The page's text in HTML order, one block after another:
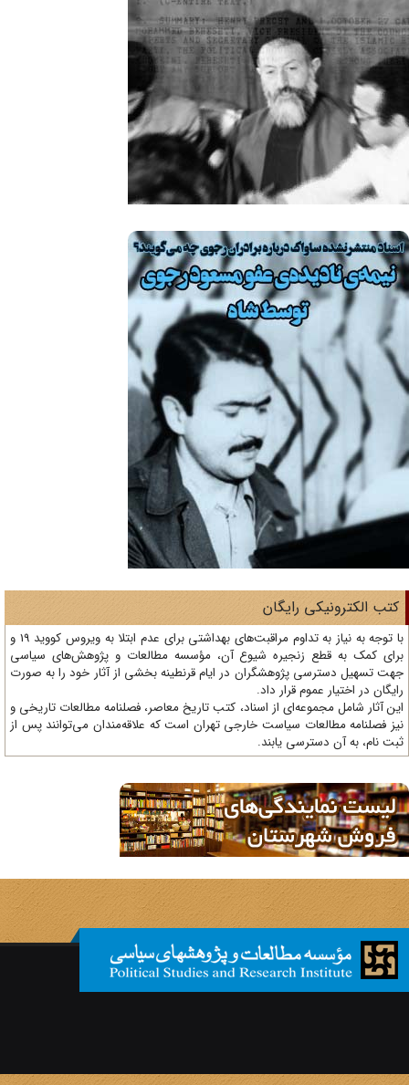
الکترونیکی رایگان
با توجه به نیاز به تداوم مراقبت‌های بهداشتی برای عدم ابتلا به ویروس کووید 19 و
کمک به قطع زنجیره شیوع آن، مؤسسه مطالعات و پژوهش‌های سیاسی
تسهیل دسترسی پژوهشگران در ایام قرنطینه بخشی از آثار خود را به صورت
در اختیار عموم قرار داد.
آثار شامل مجموعه‌ای از اسناد، کتب تاریخ معاصر، فصلنامه‌ مطالعات تاریخی و
فصلنامه مطالعات سیاست خارجی تهران است که علاقه‌مندان می‌توانند پس از
نام، به آن دسترسی یابند.